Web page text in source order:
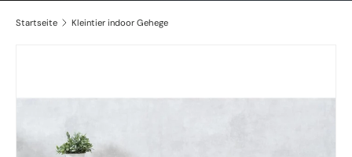
Startseite Kleintier indoor Gehege